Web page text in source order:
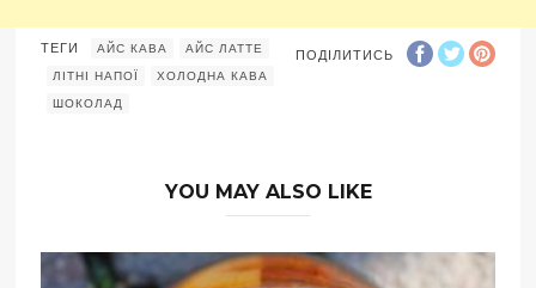
ПОДІЛИТИСЬ
ТЕГИ АЙС КАВА АЙС ЛАТТЕ
ЛІТНІ НАПОЇ ХОЛОДНА КАВА
ШОКОЛАД
YOU MAY ALSO LIKE